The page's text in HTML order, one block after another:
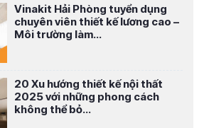
Vinakit Hải Phòng tuyển dụng
chuyên viên thiết kế lương cao –
Môi trường làm...
20 Xu hướng thiết kế nội thất
2025 với những phong cách
không thể bỏ...